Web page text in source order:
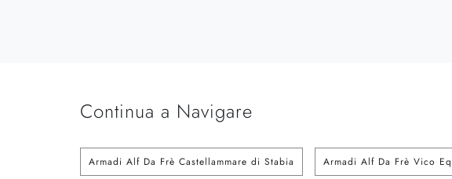
Continua a Navigare
Armadi Alf Da Frè Castellammare di Stabia Armadi Alf Da Frè Vico